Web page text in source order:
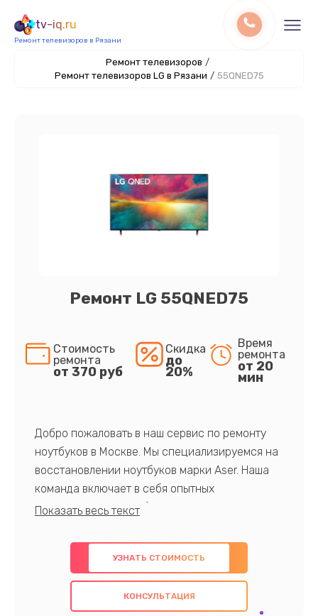
tv-iq.ru
Ремонт телевизоров в Рязани
Ремонт телевизоров /
Ремонт телевизоров LG в Рязани / 55QNED75
Ремонт LG 55QNED75
Стоимость
ремонта
от 370 руб
Скидка
до
20%
Время
ремонта
от 20
мин
Добро пожаловать в наш сервис по ремонту
ноутбуков в Москве. Мы специализируемся на
восстановлении ноутбуков марки Aser. Наша
команда включает в себя опытных
профессионалов с обширными знаниями и
предлагаем быстрый и качественный ремонт с
использованием оригинальных компонентов, а
также гарантируем качество всех
проведенных работ. Наша цель - предоставить
УЗНАТЬ СТОИМОСТЬ
КОНСУЛЬТАЦИЯ